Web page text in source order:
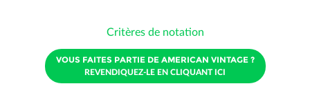
Critères de notation
VOUS FAITES PARTIE DE AMERICAN VINTAGE ?
REVENDIQUEZ-LE EN CLIQUANT ICI